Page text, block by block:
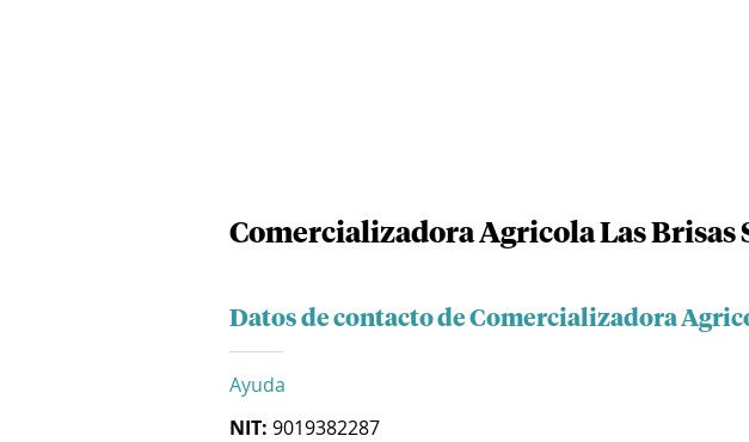
Comercializadora Agricola Las Brisas
Datos de contacto de Comercializadora
Ayuda
NIT: 9019382287